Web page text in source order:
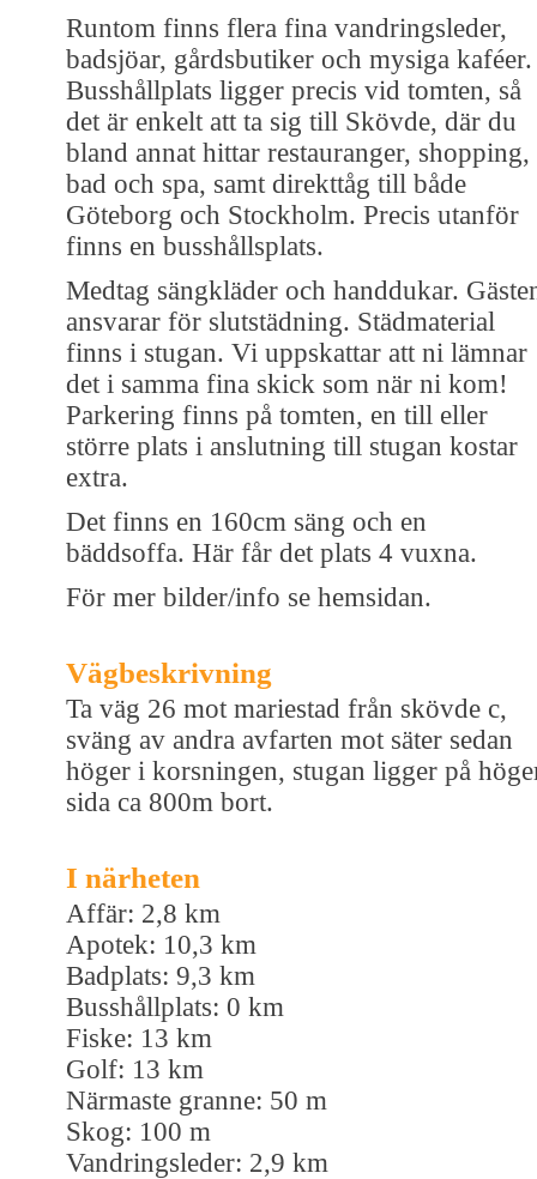
Runtom finns flera fina vandringsleder,
badsjöar, gårdsbutiker och mysiga kaféer.
Busshållplats ligger precis vid tomten, så
det är enkelt att ta sig till Skövde, där du
bland annat hittar restauranger, shopping,
bad och spa, samt direkttåg till både
Göteborg och Stockholm. Precis utanför
finns en busshållsplats.
Medtag sängkläder och handdukar.
ansvarar för slutstädning. Städmaterial
finns i stugan. Vi uppskattar att ni lämnar
det i samma fina skick som när ni kom!
Parkering finns på tomten, en till eller
större plats i anslutning till stugan kostar
extra.
Det finns en 160cm säng och en
bäddsoffa. Här får det plats 4 vuxna.
För mer bilder/info se hemsidan.
Vägbeskrivning
Ta väg 26 mot mariestad från skövde c,
sväng av andra avfarten mot säter sedan
höger i korsningen, stugan ligger på
sida ca 800m bort.
I närheten
Affär: 2,8 km
Apotek: 10,3 km
Badplats: 9,3 km
Busshållplats: 0 km
Fiske: 13 km
Golf: 13 km
Närmaste granne: 50 m
Skog: 100 m
Vandringsleder: 2,9 km